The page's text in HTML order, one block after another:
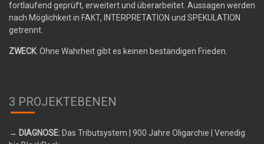
fortlaufend geprüft, erweitert und überarbeitet. Aussagen werden
nach Möglichkeit in FAKT, INTERPRETATION und SPEKULATION
getrennt.
ZWECK: Ohne Wahrheit gibt es keinen beständigen Frieden.
3 PROJEKTEBENEN
→ DIAGNOSE: Das Tributsystem | 900 Jahre Oligarchie | Venedig